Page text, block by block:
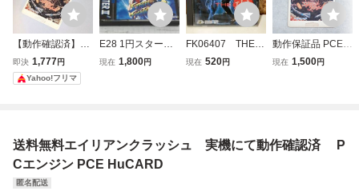
【動作確認済】P
Cエンジン エイリ
アンクラッシュ H
uCARD ナグザッ
即決 1,777円
Yahoo!フリマ
E28 1円スタート
中古品【PCエン
済み
現在 1,800円
FK06407 THE
功夫 ザ クンフー
現在 520円
動作保証品 PCE P
Cエンジン Huカー
現在 1,500円
送料無料エイリアンクラッシュ 実機にて動作確認済 P
Cエンジン PCE HuCARD
匿名配送